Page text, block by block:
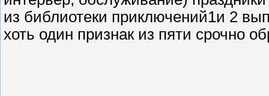
из библиотеки приключений1и 2
хоть один признак из пяти срочно